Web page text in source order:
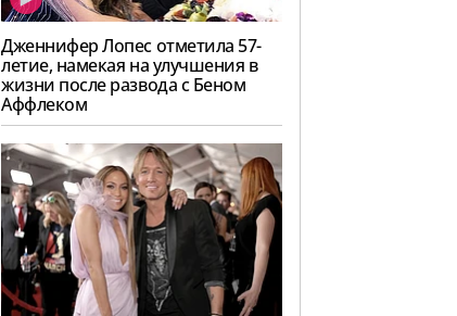
Дженнифер Лопес отметила 57-
летие, намекая на улучшения в
жизни после развода с Беном
Аффлеком